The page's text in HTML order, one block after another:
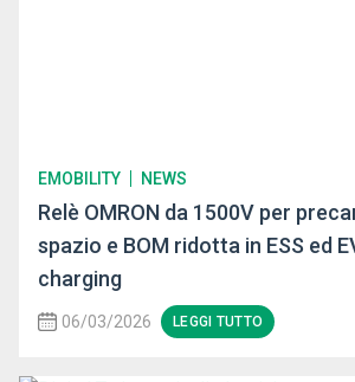
EMOBILITY NEWS
Relè OMRON da 1500V per
spazio e BOM ridotta in ESS ed
charging
06/03/2026 LEGGI TUTTO